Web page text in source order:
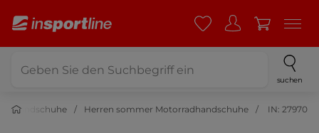
suchen
Herren sommer Motorradhandschuhe IN: 27970